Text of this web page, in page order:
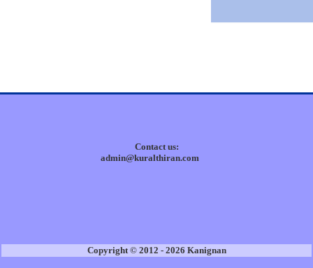
Contact us:
admin@kuralthiran.com
Copyright © 2012 - 2026 Kanignan